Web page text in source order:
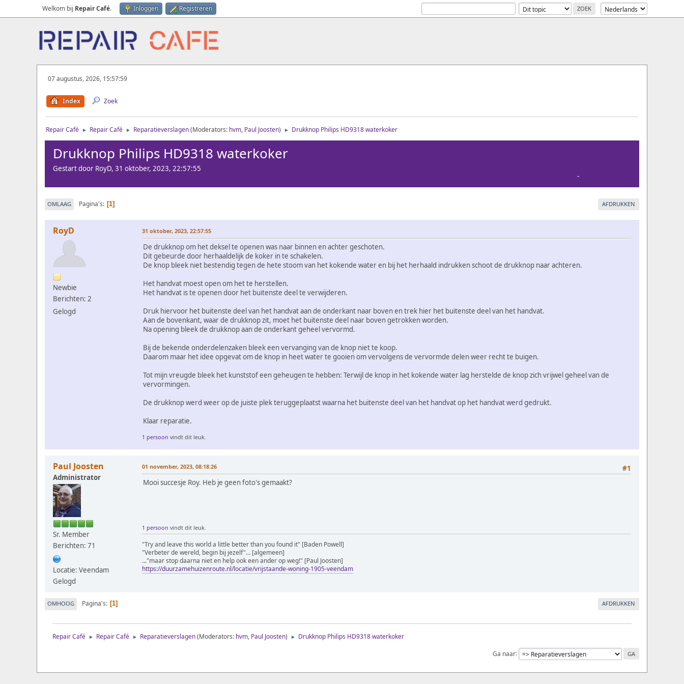
Welkom bij Repair Café. Inloggen Registreren
07 augustus, 2026, 15:57:59
Index Zoek
Repair Café ► Repair Café ► Reparatieverslagen(Moderators: hvm, Paul Joosten) ► Drukknop Philips HD9318 waterkoker
Drukknop Philips HD9318 waterkoker
Gestart door RoyD, 31 oktober, 2023, 22:57:55
-
AFDRUKKEN
OMLAAG Pagina's 1
RoyD
Newbie
Berichten: 2
Gelogd
31 oktober, 2023, 22:57:55
De drukknop om het deksel te openen was naar binnen en achter geschoten.
Dit gebeurde door herhaaldelijk de koker in te schakelen.
De knop bleek niet bestendig tegen de hete stoom van het kokende water en bij het herhaald indrukken schoot de drukknop naar achteren.
Het handvat moest open om het te herstellen.
Het handvat is te openen door het buitenste deel te verwijderen.
Druk hiervoor het buitenste deel van het handvat aan de onderkant naar boven en trek hier het buitenste deel van het handvat.
Aan de bovenkant, waar de drukknop zit, moet het buitenste deel naar boven getrokken worden.
Na opening bleek de drukknop aan de onderkant geheel vervormd.
Bij de bekende onderdelenzaken bleek een vervanging van de knop niet te koop.
Daarom maar het idee opgevat om de knop in heet water te gooien om vervolgens de vervormde delen weer recht te buigen.
Tot mijn vreugde bleek het kunststof een geheugen te hebben: Terwijl de knop in het kokende water lag herstelde de knop zich vrijwel geheel van de
vervormingen.
De drukknop werd weer op de juiste plek teruggeplaatst waarna het buitenste deel van het handvat op het handvat werd gedrukt.
Klaar reparatie.
1 persoon vindt dit leuk.
Paul Joosten
Administrator
Sr. Member
Berichten: 71
Locatie: Veendam
Gelogd
#1
01 november, 2023, 08:18:26
Mooi succesje Roy. Heb je geen foto's gemaakt?
1 persoon vindt dit leuk.
"Try and leave this world a little better than you found it" [Baden Powell]
"Verbeter de wereld, begin bij jezelf"... [algemeen]
..."maar stop daarna niet en help ook een ander op weg!" [Paul Joosten]
https://duurzamehuizenroute.nl/locatie/vrijstaande-woning-1905-veendam
AFDRUKKEN
OMHOOG Pagina's 1
Repair Café ► Repair Café ► Reparatieverslagen(Moderators: hvm, Paul Joosten) ►
Drukknop Philips HD9318 waterkoker
Ga naar